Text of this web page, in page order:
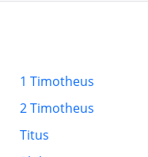
1 Timotheus
2 Timotheus
Titus